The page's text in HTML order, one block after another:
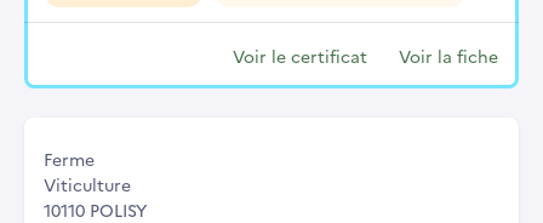
Voir le certificat Voir la fiche
Ferme
Viticulture
10110 POLISY